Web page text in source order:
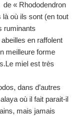
de « Rhododendron
où ils sont (en tout
ruminants
en raffolent
meilleure forme
miel est très
dans d’autres
où il fait parait-il
mais jamais